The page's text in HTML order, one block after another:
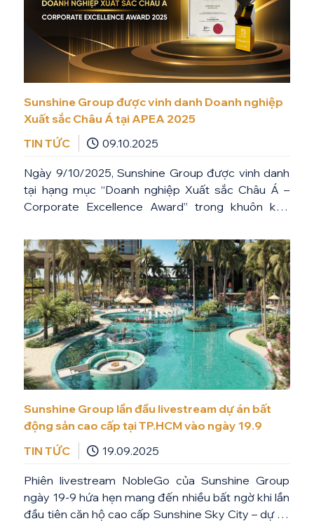
Sunshine Group được vinh danh Doanh nghiệp
Xuất sắc Châu Á tại APEA 2025
TIN TỨC
09.10.2025
Ngày 9/10/2025, Sunshine Group được vinh danh
tại hạng mục “Doanh nghiệp Xuất sắc Châu Á –
Corporate Excellence Award” trong khuôn khổ
những giải thưởng uy tín bậc nhất khu vực, do
Enterprise Asia – tổ chức phi chính phủ hàng đầu
châu Á sáng lập và […]
Sunshine Group lần đầu livestream dự án bất
động sản cao cấp tại TP.HCM vào ngày 19.9
TIN TỨC
19.09.2025
Phiên livestream NobleGo của Sunshine Group
ngày 19-9 hứa hẹn mang đến nhiều bất ngờ khi lần
đầu tiên căn hộ cao cấp Sunshine Sky City – dự án